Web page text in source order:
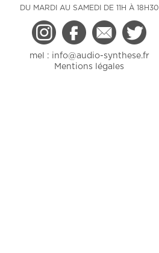
DU MARDI AU SAMEDI DE 11H À 18H30
mel : info@audio-synthese.fr
Mentions légales